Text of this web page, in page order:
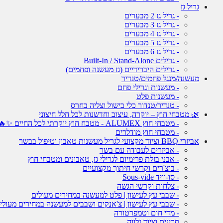
גריל גז
- גריל גז 2 מבערים
- גריל גז 3 מבערים
- גריל גז 4 מבערים
- גריל גז 5 מבערים
- גריל גז 6 מבערים
- גרילים Built-In / Stand-Alone
- גרילים היברידיים (גז מעשנה ופחמים)
מעשנה/מנגל פחמים/טנדיר
- מעשנות וגרילי פחם
- מעשנות פלט
- טנדיר/טנדור כלי בישול וצליה בחרס
🌿 מטבחי חוץ – יוקרה, עיצוב וחדשנות לכל חלל חיצוני
- מטבחי חוץ ALUMEX - מטבח חוץ יוקרתי לכל החיים ✨🔥
- מטבחי חוץ מודלרים
אביזרי BBQ וציוד מקצועי לגריל מעשנות טאבון וטיפול בבשר
- אביזרים לעבודה עם בשר
- אבני בזלת פרימיום לגרילי גז, טאבונים ומטבחי חוץ
- בוצ'רים וקרשי חיתוך מקצועיים
- סו-וויד Sous-vide
- צלחות וקרשי הגשה
- שבבי עץ לעישון | פלט למעשנה במחירים מעולים
- שבבי עץ לעישון | צ'אנקים ושבבים למעשנה במחירים
- מדי חום וטמפרטורה